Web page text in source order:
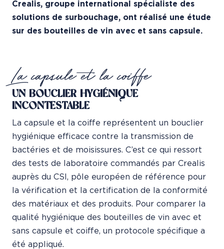
Crealis, groupe international spécialiste des
solutions de surbouchage, ont réalisé une étude
sur des bouteilles de vin avec et sans capsule.
La capsule et la coiffe
UN BOUCLIER HYGIÉNIQUE
INCONTESTABLE
La capsule et la coiffe représentent un bouclier
hygiénique efficace contre la transmission de
bactéries et de moisissures. C’est ce qui ressort
des tests de laboratoire commandés par Crealis
auprès du CSI, pôle européen de référence pour
la vérification et la certification de la conformité
des matériaux et des produits. Pour comparer la
qualité hygiénique des bouteilles de vin avec et
sans capsule et coiffe, un protocole spécifique a
été appliqué.